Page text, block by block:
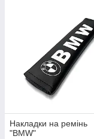
Накладки на ремінь
"BMW"